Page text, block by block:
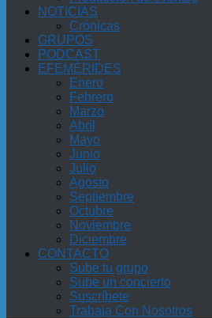
NOTICIAS
Crónicas
GRUPOS
PODCAST
EFEMÉRIDES
Enero
Febrero
Marzo
Abril
Mayo
Junio
Julio
Agosto
Septiembre
Octubre
Noviembre
Diciembre
CONTACTO
Sube tu grupo
Sube un concierto
Suscríbete
Trabaja Con Nosotros